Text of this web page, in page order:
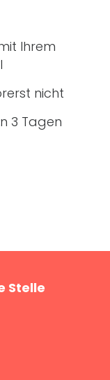
Ihrem
nicht
3 Tagen
Stelle